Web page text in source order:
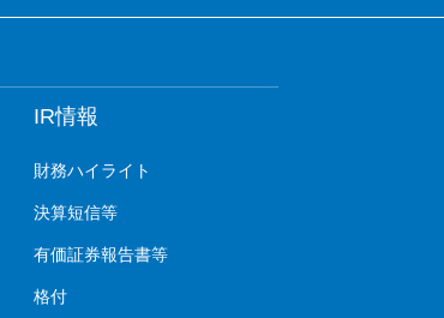
IR情報
財務ハイライト
決算短信等
有価証券報告書等
格付